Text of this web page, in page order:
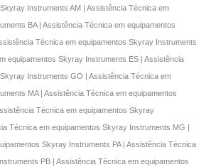
Instruments AM | Assistência Técnica em
BA | Assistência Técnica em equipamentos
Técnica em equipamentos Skyray Instruments
equipamentos Skyray Instruments ES | Assistência
Instruments GO | Assistência Técnica em
MA | Assistência Técnica em equipamentos
Técnica em equipamentos Skyray
Técnica em equipamentos Skyray Instruments MG |
Skyray Instruments PA | Assistência Técnica
PB | Assistência Técnica em equipamentos